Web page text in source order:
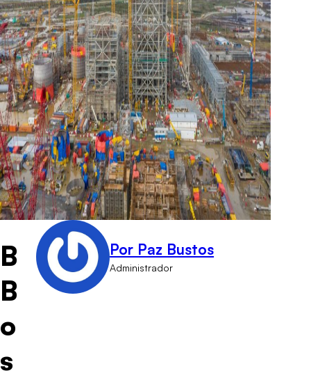
B
B
o
s
Por Paz Bustos
Administrador